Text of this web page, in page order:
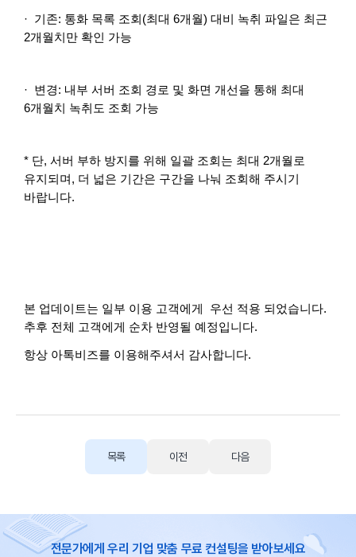
· 기존: 통화 목록 조회(최대 6개월) 대비 녹취 파일은 최근
2개월치만 확인 가능
· 변경: 내부 서버 조회 경로 및 화면 개선을 통해 최대
6개월치 녹취도 조회 가능
* 단, 서버 부하 방지를 위해 일괄 조회는 최대 2개월로
유지되며, 더 넓은 기간은 구간을 나눠 조회해 주시기
바랍니다.
본 업데이트는 일부 이용 고객에게 우선 적용 되었습니다.
추후 전체 고객에게 순차 반영될 예정입니다.
항상 아톡비즈를 이용해주셔서 감사합니다.
목록 이전 다음
전문가에게 우리 기업 맞춤 무료 컨설팅을 받아보세요